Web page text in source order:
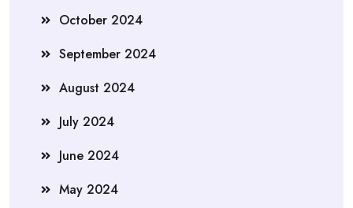
October 2024
September 2024
August 2024
July 2024
June 2024
May 2024